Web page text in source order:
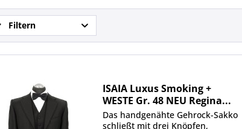
Filtern
ISAIA Luxus Smoking +
WESTE Gr. 48 NEU Regina...
Das handgenähte Gehrock-Sakko
schließt mit drei Knöpfen,